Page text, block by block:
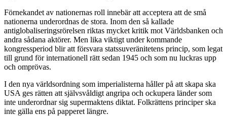
Förnekandet av nationernas roll innebär att acceptera att de små
nationerna underordnas de stora. Inom den så kallade
antiglobaliseringsrörelsen riktas mycket kritik mot Världsbanken och
andra sådana aktörer. Men lika viktigt under kommande
kongressperiod blir att försvara statssuveränitetens princip, som legat
till grund för internationell rätt sedan 1945 och som nu luckras upp
och omprövas.
I den nya världsordning som imperialisterna håller på att skapa ska
USA ges rätten att självsvåldigt angripa och ockupera länder som
inte underordnar sig supermaktens diktat. Folkrättens principer ska
inte gälla ens på papperet längre.